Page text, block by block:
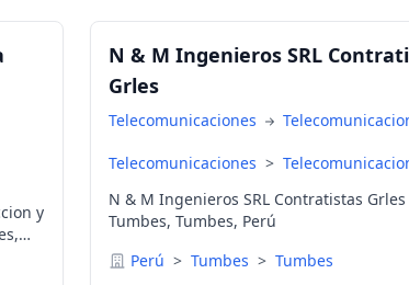
y
N & M Ingenieros SRL
Grles
Telecomunicaciones
Telecomunicaciones >
N & M Ingenieros SRL Contratistas Grles
Tumbes, Tumbes, Perú
Perú > Tumbes > Tumbes